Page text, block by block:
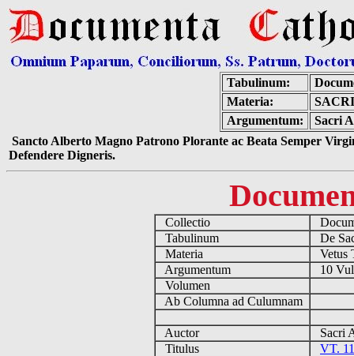
Tabulinum:
Materia:
Argumentum:
Sacri
Sancto Alberto Magno Patrono Plorante ac Beata Semper
Defendere Digneris.
Collectio
Tabulinum
De
Materia
Vetus
Argumentum
10
Volumen
Ab Columna ad Culumnam
Auctor
Sacri
Titulus
VT.